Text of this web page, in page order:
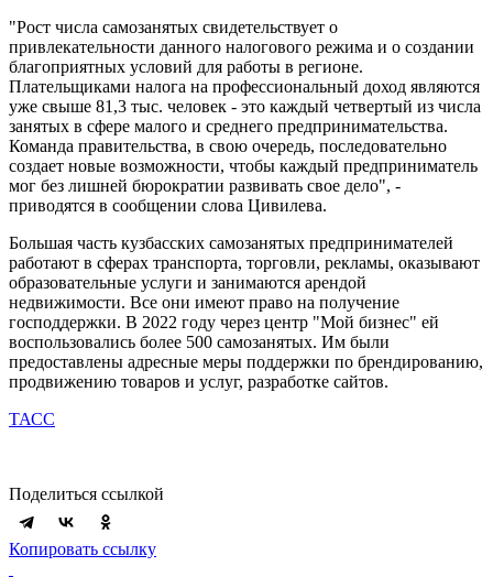
"Рост числа самозанятых свидетельствует о
привлекательности данного налогового режима и о создании
благоприятных условий для работы в регионе.
Плательщиками налога на профессиональный доход являются
уже свыше 81,3 тыс. человек - это каждый четвертый из числа
занятых в сфере малого и среднего предпринимательства.
Команда правительства, в свою очередь, последовательно
создает новые возможности, чтобы каждый предприниматель
мог без лишней бюрократии развивать свое дело", -
приводятся в сообщении слова Цивилева.
Большая часть кузбасских самозанятых предпринимателей
работают в сферах транспорта, торговли, рекламы, оказывают
образовательные услуги и занимаются арендой
недвижимости. Все они имеют право на получение
господдержки. В 2022 году через центр "Мой бизнес" ей
воспользовались более 500 самозанятых. Им были
предоставлены адресные меры поддержки по брендированию,
продвижению товаров и услуг, разработке сайтов.
ТАСС
Поделиться ссылкой
Копировать ссылку